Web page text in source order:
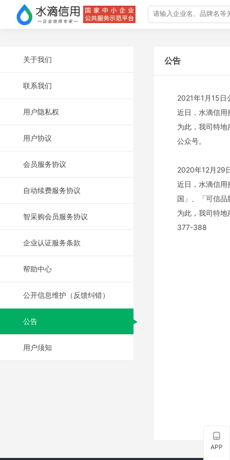
关于我们
联系我们
用户隐私权
用户协议
会员服务协议
自动续费服务协议
智采购会员服务协议
企业认证服务条款
帮助中心
公开信息维护（反馈纠错）
公告
用户须知
公告
2021年1月15日
近日，水滴信用
为此，我司特
公众号。
2020年12月29
近日，水滴信
国」、「可信品
为此，我司特地
377-388
APP